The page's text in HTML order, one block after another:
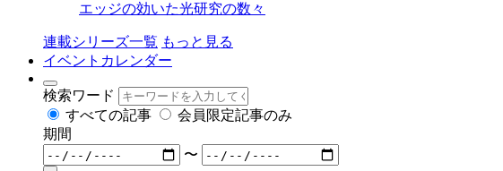
エッジの効いた光研究の数々
連載シリーズ一覧 もっと見る
イベントカレンダー
検索ワード
すべての記事
会員限定記事のみ
期間
〜